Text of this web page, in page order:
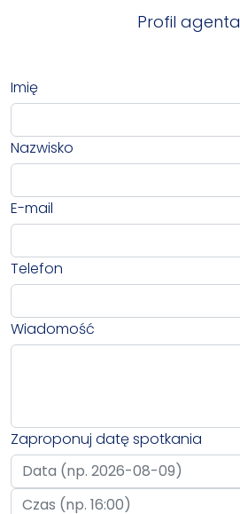
Profil agenta
Imię
Nazwisko
E-mail
Telefon
Wiadomość
Zaproponuj datę spotkania